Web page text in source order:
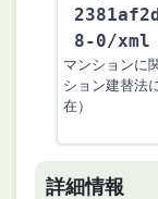
8-0/xml
マンションに
ション建替法
在）
詳細情報